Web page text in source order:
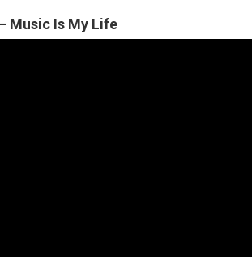
Music Is My Life